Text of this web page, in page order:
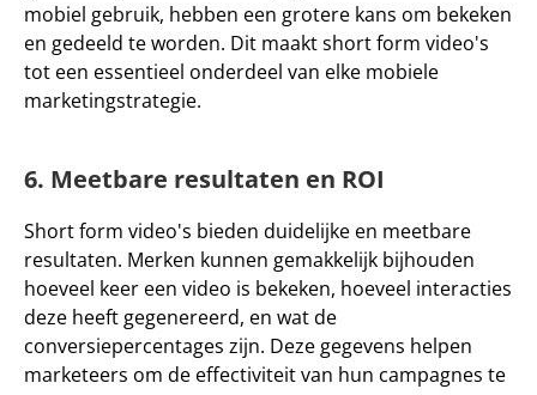
mobiel gebruik, hebben een grotere kans om bekeken
en gedeeld te worden. Dit maakt short form video's
tot een essentieel onderdeel van elke mobiele
marketingstrategie.
6. Meetbare resultaten en ROI
Short form video's bieden duidelijke en meetbare
resultaten. Merken kunnen gemakkelijk bijhouden
hoeveel keer een video is bekeken, hoeveel interacties
deze heeft gegenereerd, en wat de
conversiepercentages zijn. Deze gegevens helpen
marketeers om de effectiviteit van hun campagnes te